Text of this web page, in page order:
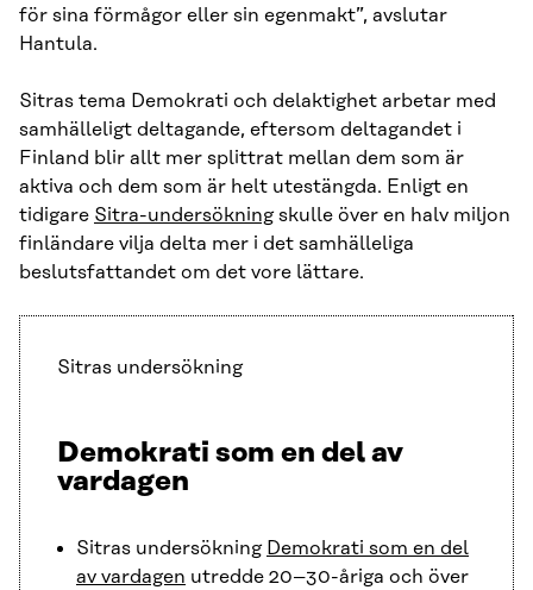
för sina förmågor eller sin egenmakt”, avslutar
Hantula.
Sitras tema Demokrati och delaktighet arbetar med
samhälleligt deltagande, eftersom deltagandet i
Finland blir allt mer splittrat mellan dem som är
aktiva och dem som är helt utestängda. Enligt en
tidigare Sitra-undersökningskulle över en halv miljon
finländare vilja delta mer i det samhälleliga
beslutsfattandet om det vore lättare.
Sitras undersökning
Demokrati som en del av
vardagen
Sitras undersökning Demokrati som en del
av vardagen utredde 20–30-åriga och över